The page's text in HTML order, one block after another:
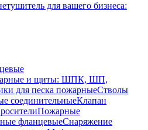
для вашего бизнеса:
и щиты: ШПК, ШП,
для песка пожарныеСтволы
соединительныеКлапан
Пожарные
фланцевыеСнаряжение